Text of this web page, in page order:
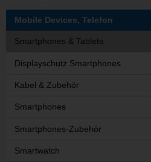
Mobile Devices, Telefon
Smartphones & Tablets
Displayschutz Smartphones
Kabel & Zubehör
Smartphones
Smartphones-Zubehör
Smartwatch